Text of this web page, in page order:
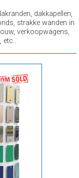
dakkapellen,
strakke wanden in
verkoopwagens,
etc..